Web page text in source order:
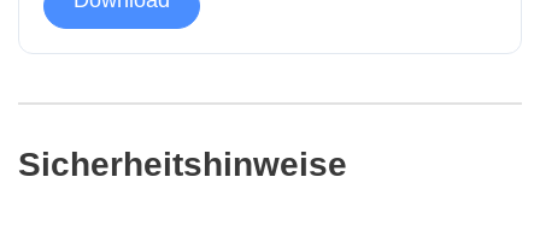
Sicherheitshinweise